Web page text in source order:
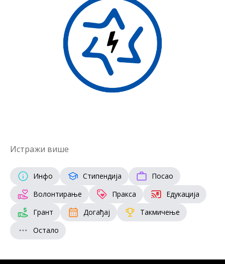
Истражи више
Инфо Стипендија
Посао
Волонтирање
Пракса
Едукација
Грант
Догађај
Такмичење
Остало